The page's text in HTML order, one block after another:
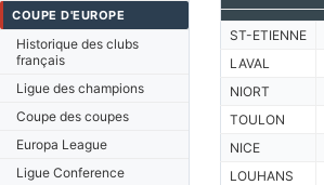
COUPE D'EUROPE
Historique des clubs
français
Ligue des champions
Coupe des coupes
Europa League
Ligue Conference
ST-ETIENNE
LAVAL
NIORT
TOULON
NICE
LOUHANS